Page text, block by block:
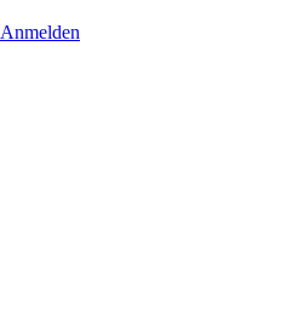
Anmelden